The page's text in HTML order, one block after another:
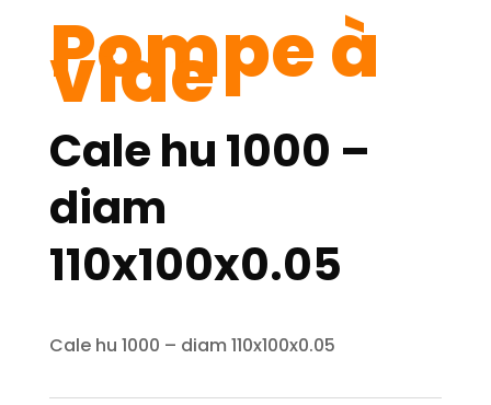
Pompe à
vide
Cale hu 1000 –
diam
110x100x0.05
Cale hu 1000 – diam 110x100x0.05